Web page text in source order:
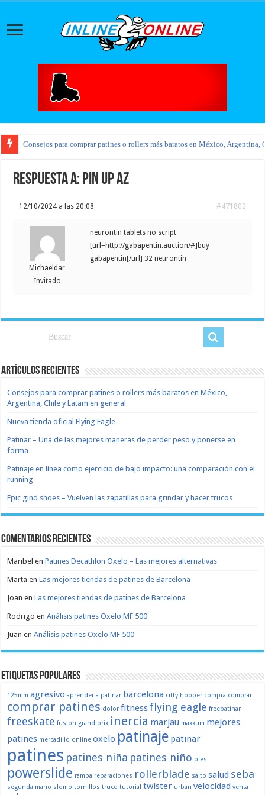
Consejos para comprar patines o rollers más baratos en México, Argentina,
Respuesta a: pin up az
12/10/2024 a las 20:08 #471802
Michaeldar
Invitado
neurontin tablets no script
[url=http://gabapentin.auction/#]buy
gabapentin[/url] 32 neurontin
Artículos recientes
Consejos para comprar patines o rollers más baratos en México,
Argentina, Chile y Latam en general
Nueva tienda oficial Flying Eagle
Patinar – Una de las mejores maneras de perder peso y ponerse en
forma
Patinaje en línea como ejercicio de bajo impacto: una comparación con el
running
Epic gind shoes – Vuelven las zapatillas para grindar y hacer trucos
Comentarios recientes
Maribel enPatines Decathlon Oxelo – Las mejores alternativas
Marta enLas mejores tiendas de patines de Barcelona
Joan enLas mejores tiendas de patines de Barcelona
Rodrigo enAnálisis patines Oxelo MF 500
Juan enAnálisis patines Oxelo MF 500
Etiquetas populares
125mm agresivo aprender a patinar barcelona citty hopper compra comprar
comprar patines dolor fitnessflying eagle freepatinar
freeskate fusion grand prix inercia marjau maxxum mejores
patines mercadillo online oxelo patinaje patinar
patines patines niña patines niño pies
powerslide rampa reparaciones rollerblade salto salud seba
segunda mano slomo tornillos truco tutorial twister urban velocidad venta